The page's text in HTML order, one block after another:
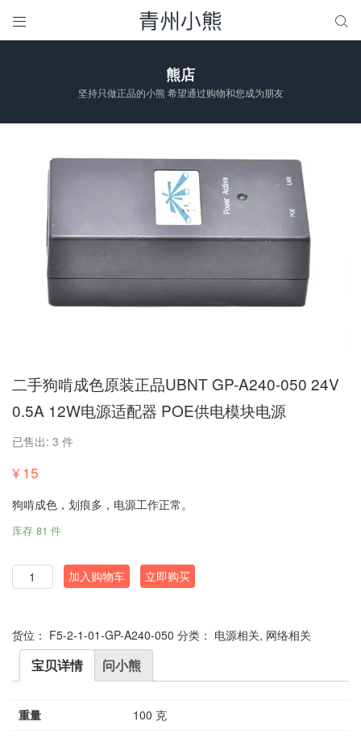
 
熊店
坚持只做正品的小熊 希望通过购物和您成为朋友
二手狗啃成色原装正品UBNT GP-A240-050 24V
0.5A 12W电源适配器 POE供电模块电源
已售出: 3 件
¥15
狗啃成色，划痕多，电源工作正常。
库存 81 件
数
量
加入购物车 立即购买
货位： F5-2-1-01-GP-A240-050 分类： 电源相关, 网络相关
宝贝详情 问小熊
重量 100 克